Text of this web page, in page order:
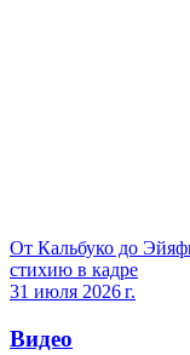
От Кальбуко до
стихию в кадре
31 июля 2026 г.
Видео